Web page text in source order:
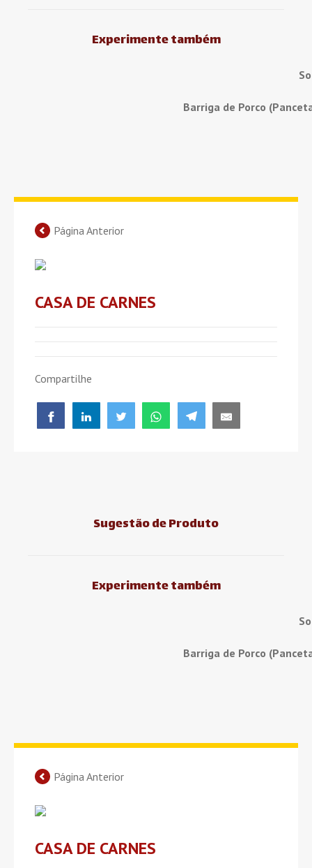
Experimente também
Barriga de Porco
Página Anterior
CASA DE CARNES
Compartilhe
Sugestão de Produto
Experimente também
Barriga de Porco
Página Anterior
CASA DE CARNES